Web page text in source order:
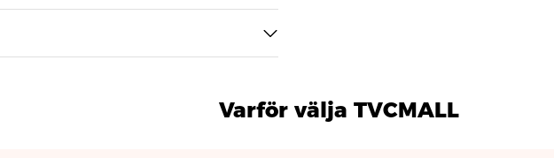
Varför välja TVCMALL